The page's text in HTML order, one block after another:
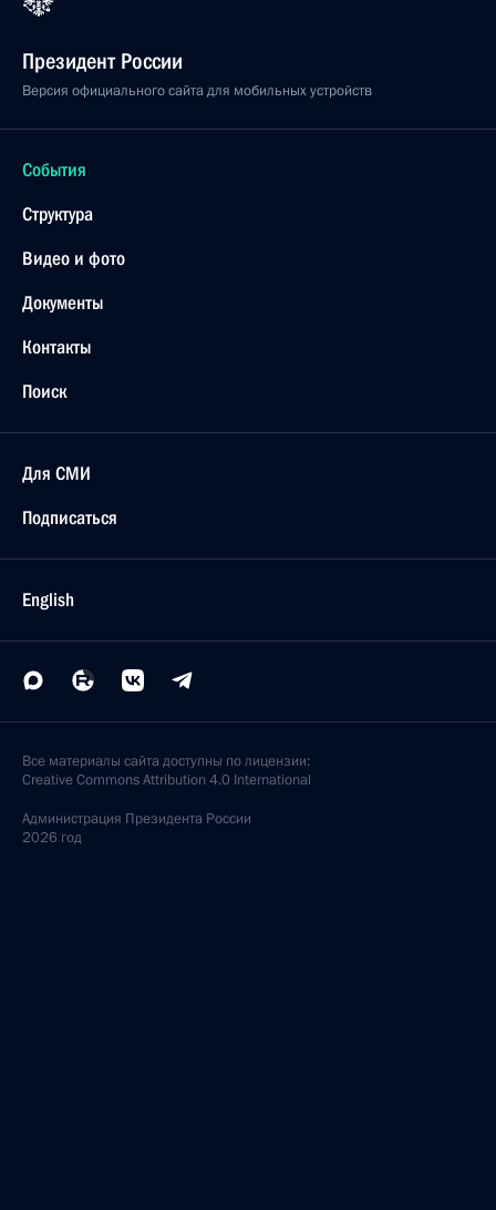
Президент России
Версия официального сайта для мобильных устройств
События
Структура
Видео и фото
Документы
Контакты
Поиск
Для СМИ
Подписаться
English
Все материалы сайта доступны по лицензии:
Creative Commons Attribution 4.0 International
Администрация Президента России
2026 год